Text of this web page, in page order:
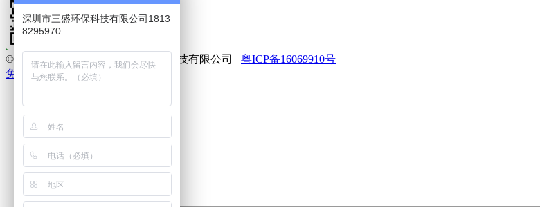
© 版权所有 2021 深圳市三盛环保科技有限公司 粤ICP备16069910号
免责声明
网站地图
关注微信
在线客服
服务热线
深圳市三盛环保科技有限公司1813
8295970